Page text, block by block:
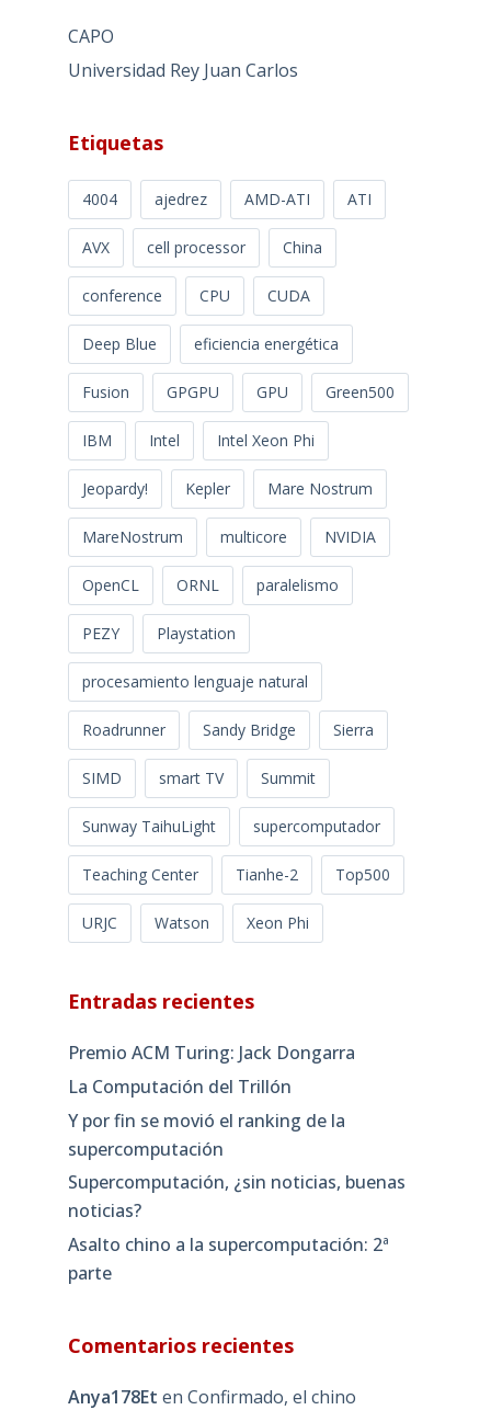
CAPO
Universidad Rey Juan Carlos
Etiquetas
4004 ajedrez AMD-ATI ATI
AVX cell processor China
conference CPU CUDA
Deep Blue eficiencia energética
Fusion GPGPU GPU Green500
IBM Intel Intel Xeon Phi
Jeopardy! Kepler Mare Nostrum
MareNostrum multicore NVIDIA
OpenCL ORNL paralelismo
PEZY Playstation
procesamiento lenguaje natural
Roadrunner Sandy Bridge Sierra
SIMD smart TV Summit
Sunway TaihuLight supercomputador
Teaching Center Tianhe-2 Top500
URJC Watson Xeon Phi
Entradas recientes
Premio ACM Turing: Jack Dongarra
La Computación del Trillón
Y por fin se movió el ranking de la
supercomputación
Supercomputación, ¿sin noticias, buenas
noticias?
Asalto chino a la supercomputación: 2ª
parte
Comentarios recientes
Anya178Et en Confirmado, el chino